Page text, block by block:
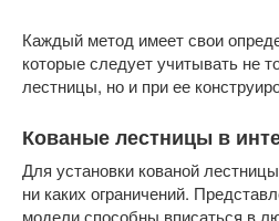
Каждый метод имеет свои
которые следует учитывать не
лестницы, но и при ее
Кованые лестницы в
Для установки кованой
ни каких ограничений.
модели способны вписаться в